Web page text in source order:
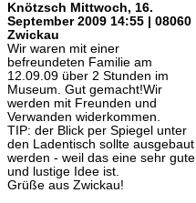
Knötzsch Mittwoch, 16.
September 2009 14:55 | 08060
Zwickau
Wir waren mit einer
befreundeten Familie am
12.09.09 über 2 Stunden im
Museum. Gut gemacht!Wir
werden mit Freunden und
Verwanden widerkommen.
TIP: der Blick per Spiegel unter
den Ladentisch sollte ausgebaut
werden - weil das eine sehr gute
und lustige Idee ist.
Grüße aus Zwickau!